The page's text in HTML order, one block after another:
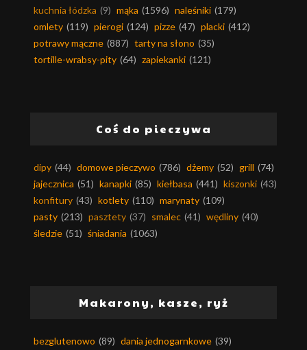
kuchnia łódzka (9) mąka (1596) naleśniki (179)
omlety (119) pierogi (124) pizze (47) placki (412)
potrawy mączne (887) tarty na słono (35)
tortille-wrabsy-pity (64) zapiekanki (121)
Coś do pieczywa
dipy (44) domowe pieczywo (786) dżemy (52) grill (74)
jajecznica (51) kanapki (85) kiełbasa (441) kiszonki (43)
konfitury (43) kotlety (110) marynaty (109)
pasty (213) pasztety (37) smalec (41) wędliny (40)
śledzie (51) śniadania (1063)
Makarony, kasze, ryż
bezglutenowo (89) dania jednogarnkowe (39)